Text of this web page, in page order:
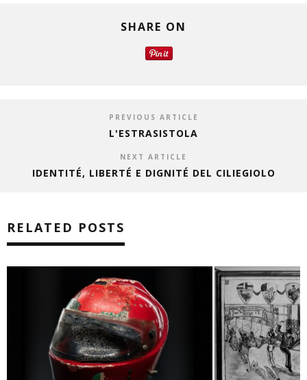
SHARE ON
PREVIOUS ARTICLE
L'ESTRASISTOLA
NEXT ARTICLE
IDENTITÉ, LIBERTÉ E DIGNITÉ DEL CILIEGIOLO
RELATED POSTS